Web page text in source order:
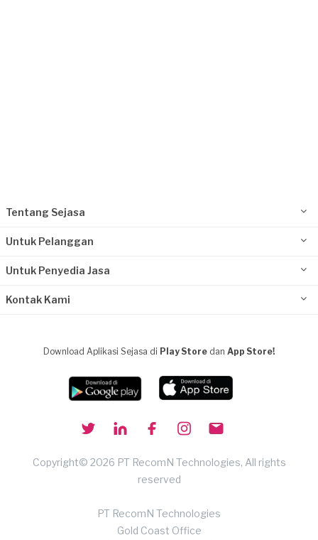
Tentang Sejasa
Untuk Pelanggan
Untuk Penyedia Jasa
Kontak Kami
Download Aplikasi Sejasa di Play Store dan App Store!
Copyright© 2026 PT RecomN Technologies, All rights
reserved
PT RecomN Technologies
Gold Coast Office